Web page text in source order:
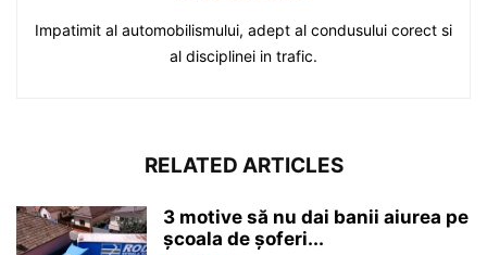
Impatimit al automobilismului, adept al condusului corect si
al disciplinei in trafic.
RELATED ARTICLES
3 motive să nu dai banii aiurea pe
școala de șoferi...